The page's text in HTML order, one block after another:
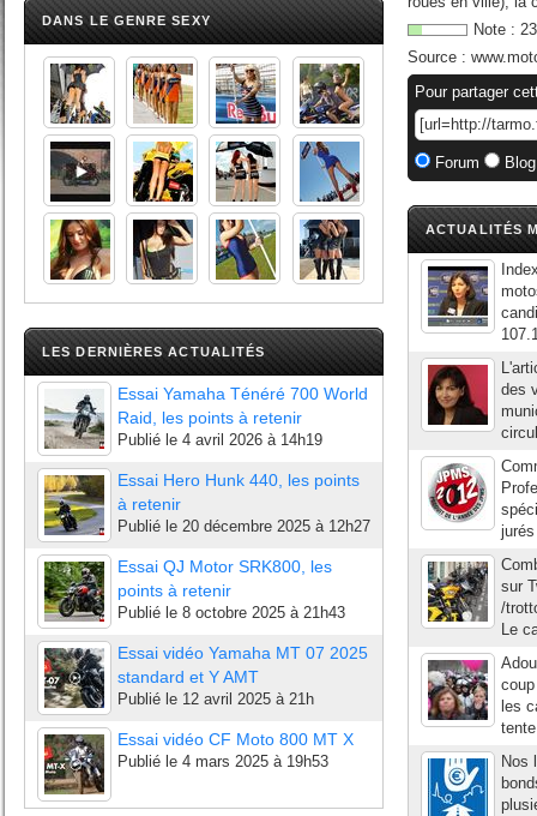
DANS LE GENRE SEXY
LES DERNIÈRES ACTUALITÉS
Essai Yamaha Ténéré 700 World
Raid, les points à retenir
Publié le 4 avril 2026 à 14h19
Essai Hero Hunk 440, les points
à retenir
Publié le 20 décembre 2025 à 12h27
Essai QJ Motor SRK800, les
points à retenir
Publié le 8 octobre 2025 à 21h43
Essai vidéo Yamaha MT 07 2025
standard et Y AMT
Publié le 12 avril 2025 à 21h
Essai vidéo CF Moto 800 MT X
Publié le 4 mars 2025 à 19h53
Note : 23
Source :
Pour partager
Forum
ACTUALITÉS
des
sur
/
Le
les
Nos